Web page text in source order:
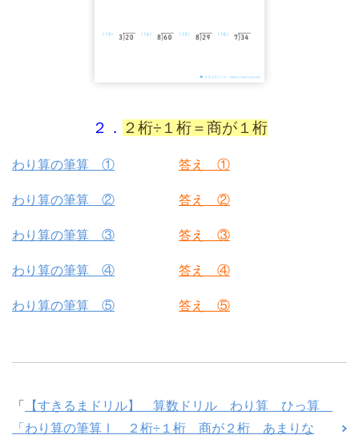
２． ２桁÷１桁＝商が１桁
わり算の筆算 ① 答え ①
わり算の筆算 ② 答え ②
わり算の筆算 ③ 答え ③
わり算の筆算 ④ 答え ④
わり算の筆算 ⑤ 答え ⑤
「
【すきるまドリル】 算数ドリル わり算 ひっ算
「わり算の筆算Ⅰ ２桁÷１桁 商が２桁 あまりな